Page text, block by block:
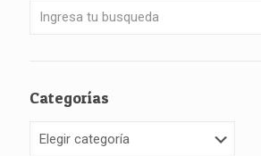
Categorías